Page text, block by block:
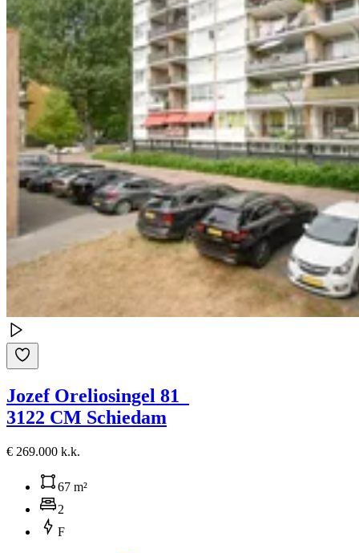
Jozef Oreliosingel 81
3122 CM Schiedam
€ 269.000 k.k.
67 m²
2
F